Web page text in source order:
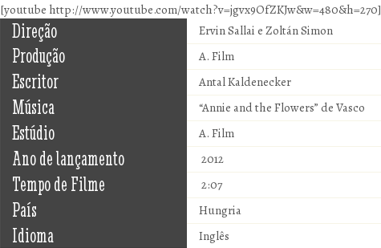
[youtube http://www.youtube.com/watch?v=jgvx9OfZKJw&w=480&h=270]
Direção Ervin Sallai e Zoltán Simon
Produção A. Film
Escritor Antal Kaldenecker
Música “Annie and the Flowers” de Vasco
Estúdio A. Film
Ano de lançamento 2012
Tempo de Filme 2:07
País Hungria
Idioma Inglês